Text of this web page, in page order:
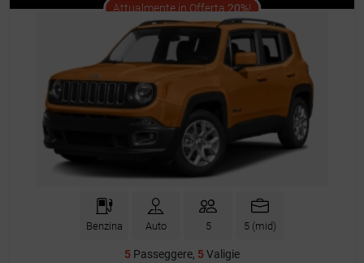
Attualmente in Offerta 20%! offer
Benzina Auto 5 5 (mid)
5 Passeggere, 5Valigie